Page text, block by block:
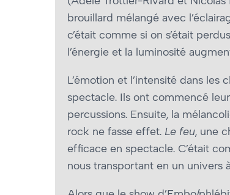
brouillard mélangé avec
c’était comme si on s’était
l’énergie et la luminosité
L’émotion et l’intensité dans
spectacle. Ils ont commencé
percussions. Ensuite, la
rock ne fasse effet. Le feu, une
efficace en spectacle. C’était
nous transportant en un univers